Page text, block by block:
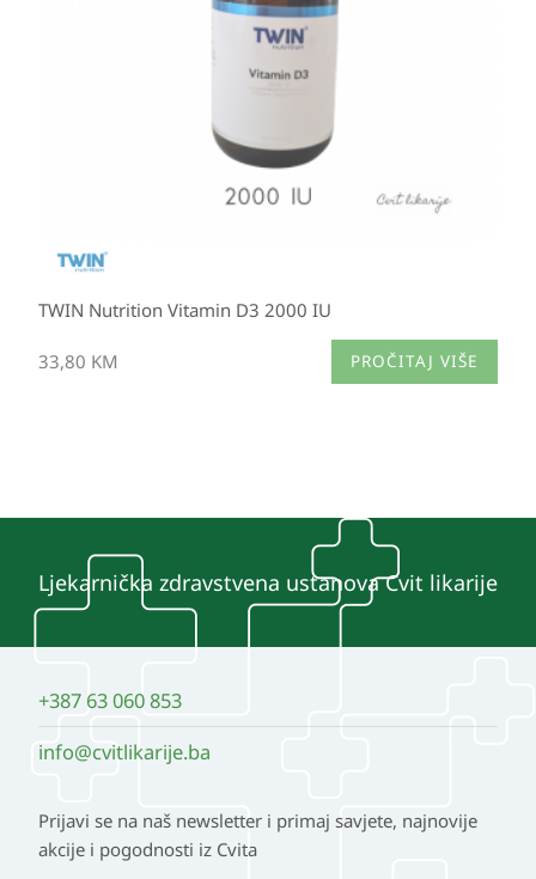
TWIN Nutrition Vitamin D3 2000 IU
33,80 KM PROČITAJ VIŠE
Ljekarnička zdravstvena ustanova Cvit likarije
+387 63 060 853
info@cvitlikarije.ba
Prijavi se na naš newsletter i primaj savjete, najnovije
akcije i pogodnosti iz Cvita